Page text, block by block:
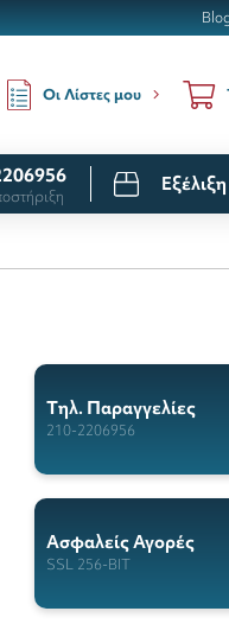
Οι Λίστες μου
Tηλ. Παραγγελίες
210-2206956
Ασφαλείς Αγορές
SSL 256-BIT